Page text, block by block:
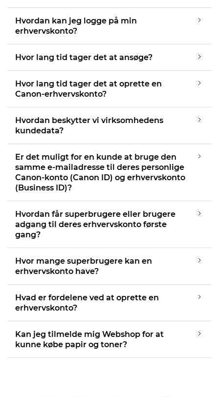
Hvordan kan jeg logge på min
erhvervskonto?
Hvor lang tid tager det at ansøge?
Hvor lang tid tager det at oprette en
Canon-erhvervskonto?
Hvordan beskytter vi virksomhedens
kundedata?
Er det muligt for en kunde at bruge den
samme e-mailadresse til deres personlige
Canon-konto (Canon ID) og erhvervskonto
(Business ID)?
Hvordan får superbrugere eller brugere
adgang til deres erhvervskonto første
gang?
Hvor mange superbrugere kan en
erhvervskonto have?
Hvad er fordelene ved at oprette en
erhvervskonto?
Kan jeg tilmelde mig Webshop for at
kunne købe papir og toner?